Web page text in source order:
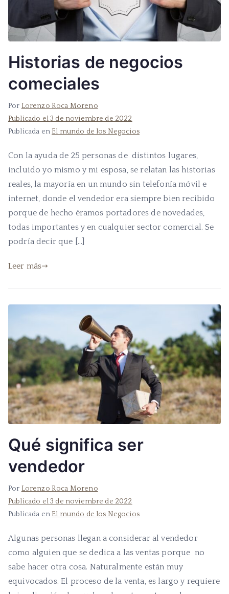
Historias de negocios
comeciales
Por Lorenzo Roca Moreno
Publicado el3 de noviembre de 2022
Publicada en El mundo de los Negocios
Con la ayuda de 25 personas de distintos lugares,
incluido yo mismo y mi esposa, se relatan las historias
reales, la mayoría en un mundo sin telefonía móvil e
internet, donde el vendedor era siempre bien recibido
porque de hecho éramos portadores de novedades,
todas importantes y en cualquier sector comercial. Se
podría decir que […]
Leer más
Qué significa ser
vendedor
Por Lorenzo Roca Moreno
Publicado el3 de noviembre de 2022
Publicada en El mundo de los Negocios
Algunas personas llegan a considerar al vendedor
como alguien que se dedica a las ventas porque no
sabe hacer otra cosa. Naturalmente están muy
equivocados. El proceso de la venta, es largo y requiere